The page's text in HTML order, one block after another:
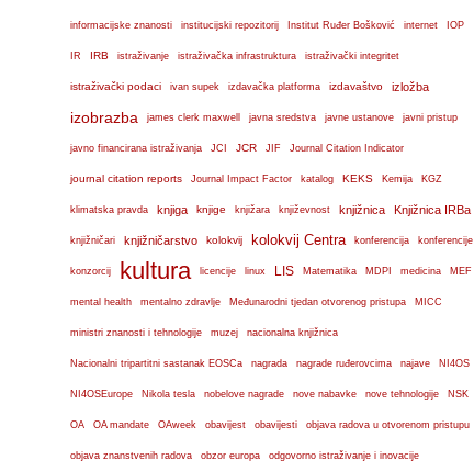
informacijske znanosti institucijski repozitorij Institut Ruđer Bošković internet IOP
IR IRB istraživanje istraživačka infrastruktura istraživački integritet
istraživački podaci ivan supek izdavačka platforma izdavaštvo izložba
izobrazba james clerk maxwell javna sredstva javne ustanove javni pristup
javno financirana istraživanja JCI JCR JIF Journal Citation Indicator
journal citation reports Journal Impact Factor katalog KEKS Kemija KGZ
klimatska pravda knjiga knjige knjižara književnost knjižnica Knjižnica IRBa
knjižničari knjižničarstvo kolokvij kolokvij Centra konferencija konferencije
konzorcij kultura licencije linux LIS Matematika MDPI medicina MEF
mental health mentalno zdravlje Međunarodni tjedan otvorenog pristupa MICC
ministri znanosti i tehnologije muzej nacionalna knjižnica
Nacionalni tripartitni sastanak EOSCa nagrada nagrade ruđerovcima najave NI4OS
NI4OSEurope Nikola tesla nobelove nagrade nove nabavke nove tehnologije NSK
OA OA mandate OAweek obavijest obavijesti objava radova u otvorenom pristupu
objava znanstvenih radova obzor europa odgovorno istraživanje i inovacije